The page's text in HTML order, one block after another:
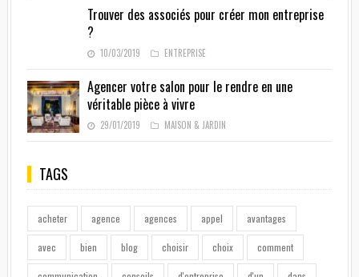
Trouver des associés pour créer mon entreprise
?
10/03/2019 ENTREPRISE
Agencer votre salon pour le rendre en une
véritable pièce à vivre
29/01/2019 MAISON & JARDIN
TAGS
acheter agence agences appel avantages
avec bien blog choisir choix comment